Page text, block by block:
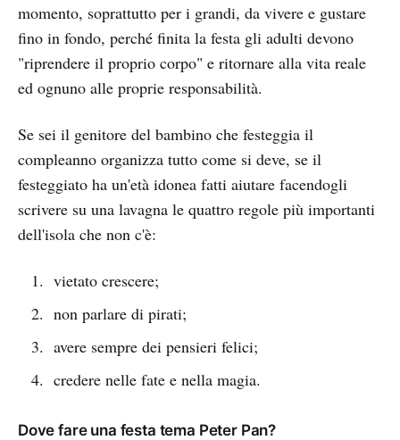
momento, soprattutto per i grandi, da vivere e gustare
fino in fondo, perché finita la festa gli adulti devono
"riprendere il proprio corpo" e ritornare alla vita reale
ed ognuno alle proprie responsabilità.
Se sei il genitore del bambino che festeggia il
compleanno organizza tutto come si deve, se il
festeggiato ha un'età idonea fatti aiutare facendogli
scrivere su una lavagna le quattro regole più importanti
dell'isola che non c'è:
vietato crescere;
non parlare di pirati;
avere sempre dei pensieri felici;
credere nelle fate e nella magia.
Dove fare una festa tema Peter Pan?